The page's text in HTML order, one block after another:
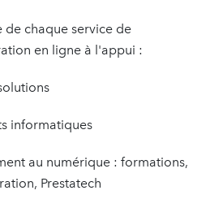
de chaque service de
en ligne à l'appui :
informatiques
au numérique : formations,
Prestatech